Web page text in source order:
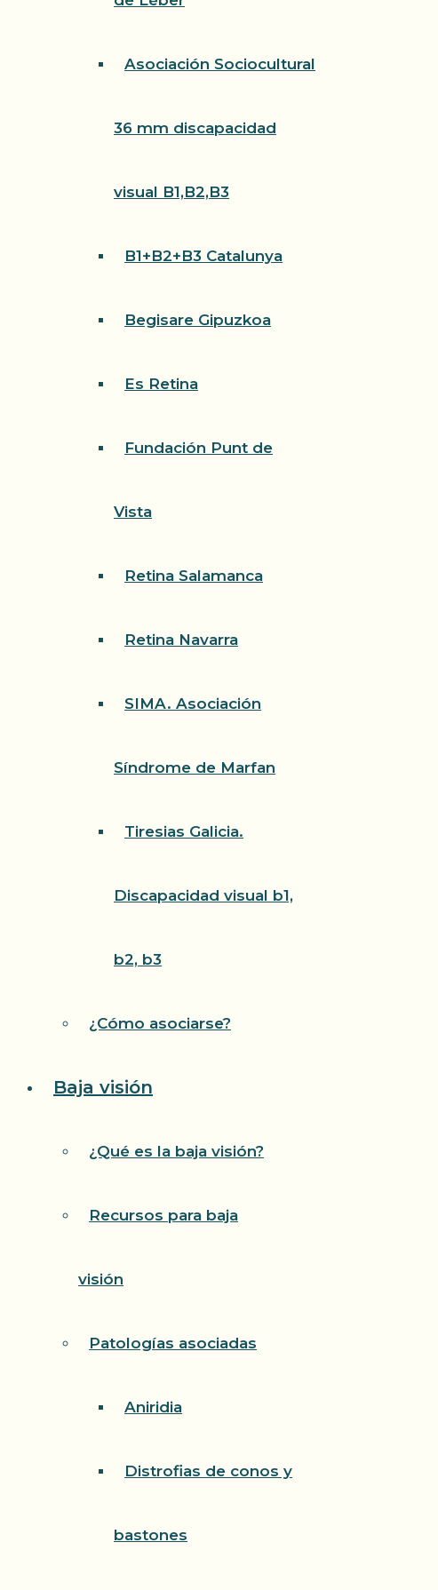
Asociación Sociocultural
36 mm discapacidad
visual B1,B2,B3
B1+B2+B3 Catalunya
Begisare Gipuzkoa
Es Retina
Fundación Punt de
Vista
Retina Salamanca
Retina Navarra
SIMA. Asociación
Síndrome de Marfan
Tiresias Galicia.
Discapacidad visual b1,
b2, b3
¿Cómo asociarse?
Baja visión
¿Qué es la baja visión?
Recursos para baja
visión
Patologías asociadas
Aniridia
Distrofias de conos y
bastones